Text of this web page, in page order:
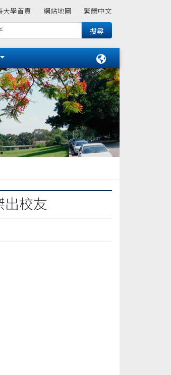
大學首頁 網站地圖 繁體中文
出校友